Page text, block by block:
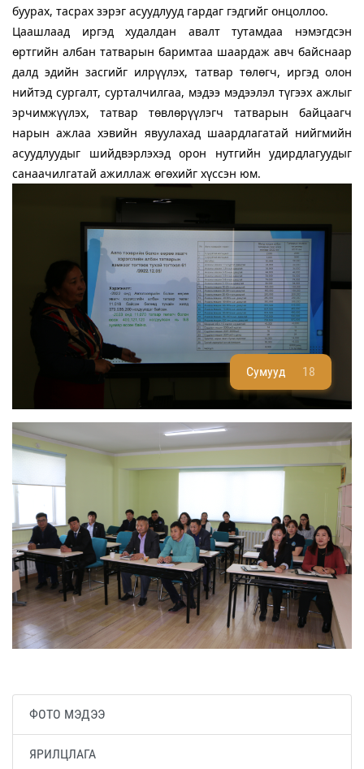
Сумууд 18
буурах, тасрах зэрэг асуудлууд гардаг гэдгийг онцоллоо.
Цаашлаад иргэд худалдан авалт тутамдаа нэмэгдсэн
өртгийн албан татварын баримтаа шаардаж авч байснаар
далд эдийн засгийг илрүүлэх, татвар төлөгч, иргэд олон
нийтэд сургалт, сурталчилгаа, мэдээ мэдээлэл түгээх ажлыг
эрчимжүүлэх, татвар төвлөрүүлэгч татварын байцаагч
нарын ажлаа хэвийн явуулахад шаардлагатай нийгмийн
асуудлуудыг шийдвэрлэхэд орон нутгийн удирдлагуудыг
санаачилгатай ажиллаж өгөхийг хүссэн юм.
ФОТО МЭДЭЭ
ЯРИЛЦЛАГА